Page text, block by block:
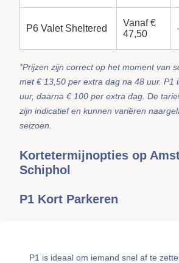
P6 Valet Sheltered
Vanaf €
47,50
*Prijzen zijn correct op het moment van
met € 13,50 per extra dag na 48 uur. P1
uur, daarna € 100 per extra dag. De
zijn indicatief en kunnen variëren
seizoen.
Kortetermijnopties op
Schiphol
P1 Kort Parkeren
P1 is ideaal om iemand snel af te